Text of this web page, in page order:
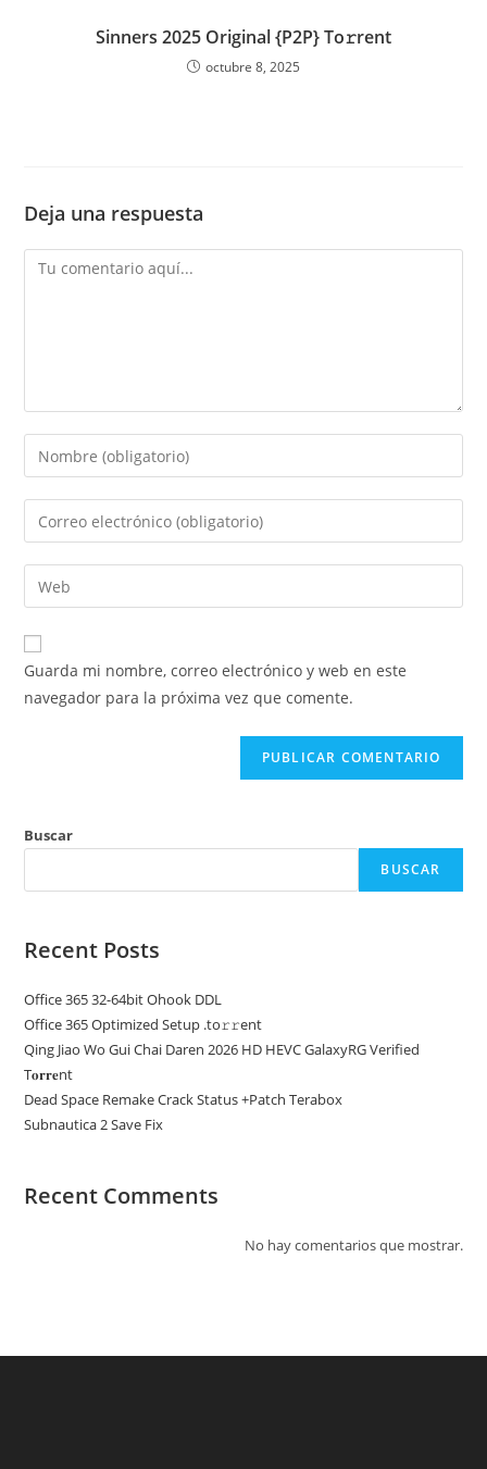
Sinners 2025 Original {P2P} To𝚛rent
octubre 8, 2025
Deja una respuesta
Comentario
Introduce
tu
nombre
de
usuario
para
comentar
Introduce
tu
dirección
de
electrónico
para
comentar
Introduce
la
URL
de
Guarda mi nombre, correo electrónico y web en este
navegador para la próxima vez que comente.
Buscar
BUSCAR
Recent Posts
Office 365 32-64bit Ohook DDL
Office 365 Optimized Setup .tо𝚛𝚛еnt
Qing Jiao Wo Gui Chai Daren 2026 HD HEVC GalaxyRG Verified
T𝐨𝐫𝐫𝐞nt
Dead Space Remake Crack Status +Patch Terabox
Subnautica 2 Save Fix
Recent Comments
No hay comentarios que mostrar.